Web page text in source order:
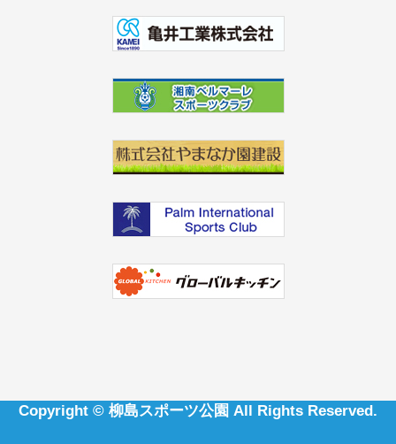
Copyright © 柳島スポーツ公園 All Rights Reserved.